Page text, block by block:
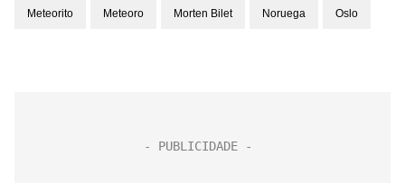
Meteorito Meteoro Morten Bilet Noruega Oslo